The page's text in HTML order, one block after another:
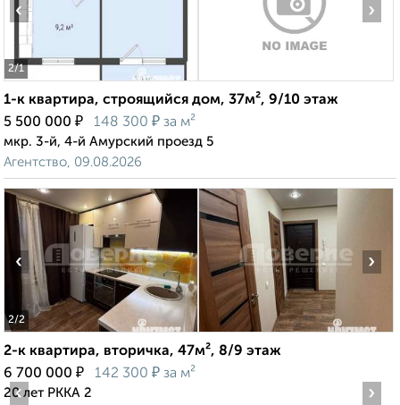
2/1
‹ ›
1-к квартира, строящийся дом, 37м², 9/10 этаж
5 500 000 ₽ 148 300 ₽ за м²
мкр. 3-й, 4-й Амурский проезд 5
Агентство, 09.08.2026
2/2
‹ ›
2-к квартира, вторичка, 47м², 8/9 этаж
6 700 000 ₽ 142 300 ₽ за м²
20 лет РККА 2
‹ ›